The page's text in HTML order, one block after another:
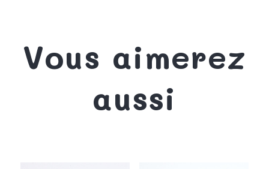
Vous aimerez
aussi